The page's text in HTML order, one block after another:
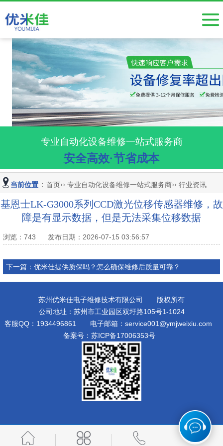
专业自动化设备维修一站式服务商
安全高效·节省成本
当前位置 ： 首页›› 专业自动化设备维修一站式服务商›› 行业资讯
基恩士LK-G3000系列CCD激光位移传感器维修，故
障是有显示数据，但是无法采集位移数据
浏览： 743 发布日期：2026-07-15 03:56:57
下一篇： 优米佳提供质保吗？怎么确保维修后质量可靠？
苏州优米佳电子维修技术有限公司 版权所有
公司地址：苏州市工业园区双圩路105号1-1024
客服QQ：1934496861 电子邮箱：service001@ymjweixiu.com
备案号： 苏ICP备17006353号
按产品分类 工业相机维修
触摸屏维修
伺服驱动器维修
变频器维修
电源维修
半导体设备维修
小批量电路板开发焊接
视觉系统、显微镜维修
其他设备维修